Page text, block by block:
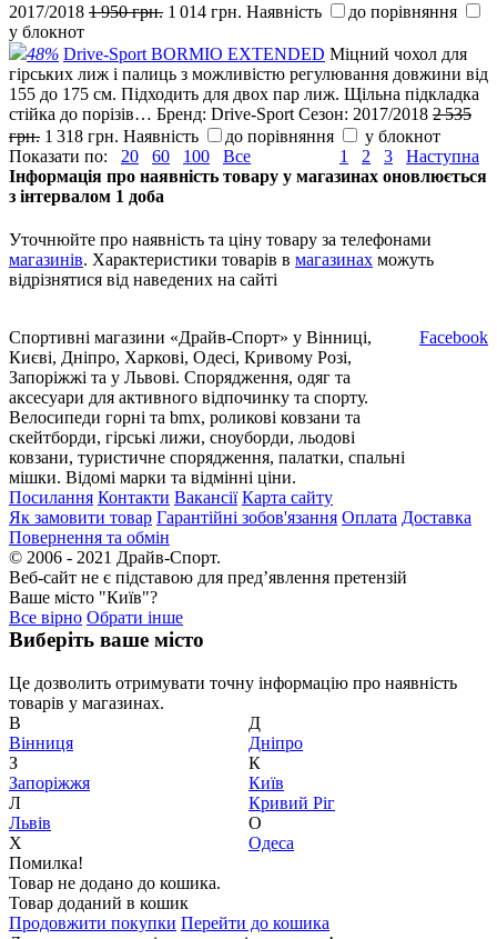
2017/2018 1 950 грн. 1 014 грн. Наявність
до порівняння
у блокнот
48% Drive-Sport BORMIO EXTENDED Міцний чохол для
гірських лиж і палиць з можливістю регулювання довжини від
155 до 175 см. Підходить для двох пар лиж. Щільна підкладка
стійка до порізів… Бренд: Drive-Sport Сезон: 2017/2018 2 535
грн. 1 318 грн. Наявність до порівняння
у блокнот
Показати по: 20 60 100 Все 1 2 3
Наступна
Інформація про наявність товару у магазинах оновлюється
з інтервалом 1 доба
Уточнюйте про наявність та ціну товару за телефонами
магазинів. Характеристики товарів в магазинах можуть
відрізнятися від наведених на сайті
Спортивні магазини «Драйв-Спорт» у Вінниці,
Києві, Дніпро, Харкові, Одесі, Кривому Розі,
Запоріжжі та у Львові. Спорядження, одяг та
аксесуари для активного відпочинку та спорту.
Велосипеди горні та bmx, роликові ковзани та
скейтборди, гірські лижи, сноуборди, льодові
ковзани, туристичне спорядження, палатки, спальні
мішки. Відомі марки та відмінні ціни.
Facebook
Посилання Контакти Вакансії Карта сайту
Як замовити товар Гарантійні зобов'язання Оплата Доставка
Повернення та обмін
© 2006 - 2021 Драйв-Спорт.
Веб-сайт не є підставою для пред’явлення претензій
Ваше місто "Київ"?
Все вірно Обрати інше
Виберіть ваше місто
Це дозволить отримувати точну інформацію про наявність
товарів у магазинах.
В
Вiнниця
З
Запоріжжя
Л
Львів
Х
Д
Дніпро
К
Київ
Кривий Ріг
О
Одеса
Помилка!
Товар не додано до кошика.
Товар доданий в кошик
Продовжити покупки Перейти до кошика